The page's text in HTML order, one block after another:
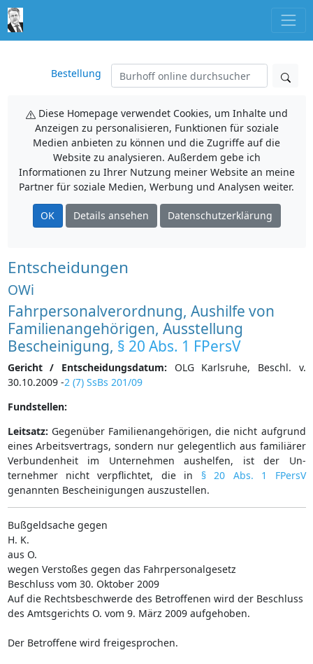
Bestellung
Diese Homepage verwendet Cookies, um Inhalte und
Anzeigen zu personalisieren, Funktionen für soziale
Medien anbieten zu können und die Zugriffe auf die
Website zu analysieren. Außerdem gebe ich
Informationen zu Ihrer Nutzung meiner Website an meine
Partner für soziale Medien, Werbung und Analysen weiter.
OK Details ansehen Datenschutzerklärung
Entscheidungen
OWi
Fahrpersonalverordnung, Aushilfe von
Familienangehörigen, Ausstellung
Bescheinigung, § 20 Abs. 1 FPersV
Gericht / Entscheidungsdatum: OLG Karlsruhe, Beschl. v.
30.10.2009 -2 (7) SsBs 201/09
Fundstellen:
Leitsatz: Gegenüber Familienangehörigen, die nicht aufgrund
eines Arbeitsvertrags, sondern nur gelegentlich aus familiärer
Verbundenheit im Unternehmen aushelfen, ist der Un-
ternehmer nicht verpflichtet, die in § 20 Abs. 1 FPersV
genannten Bescheinigungen auszustellen.
Bußgeldsache gegen
H. K.
aus O.
wegen Verstoßes gegen das Fahrpersonalgesetz
Beschluss vom 30. Oktober 2009
Auf die Rechtsbeschwerde des Betroffenen wird der Beschluss
des Amtsgerichts O. vom 9. März 2009 aufgehoben.
Der Betroffene wird freigesprochen.